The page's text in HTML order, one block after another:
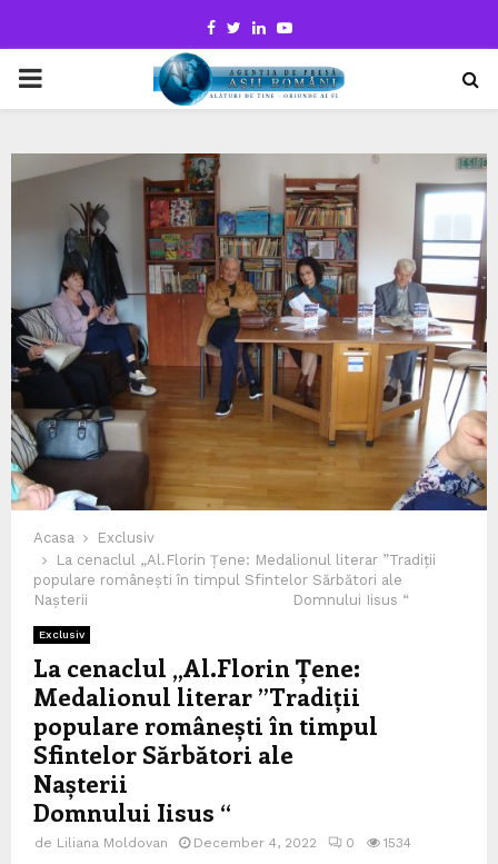
Facebook
TwitterLinkedinYoutube
PRIMARY
Acasa
Exclusiv
La cenaclul „Al.Florin Țene: Medalionul literar ”Tradiții
populare românești în timpul Sfintelor Sărbători ale
Nașterii Domnului Iisus “
Exclusiv
La cenaclul „Al.Florin Țene:
Medalionul literar ”Tradiții
populare românești în timpul
Sfintelor Sărbători ale
Nașterii
Domnului Iisus “
de Liliana Moldovan December 4, 2022 0 1534